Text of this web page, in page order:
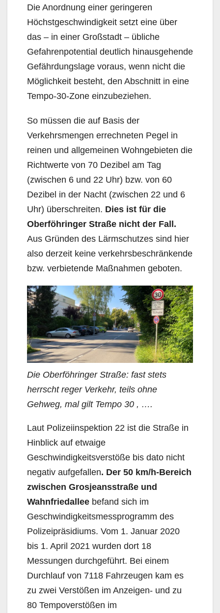
Die Anordnung einer geringeren
Höchstgeschwindigkeit setzt eine über
das – in einer Großstadt – übliche
Gefahrenpotential deutlich hinausgehende
Gefährdungslage voraus, wenn nicht die
Mög­lichkeit besteht, den Abschnitt in eine
Tempo-30-Zone einzubeziehen.
So müssen die auf Basis der
Verkehrsmengen errechneten Pegel in
reinen und allgemeinen Wohn­gebieten die
Richtwerte von 70 Dezibel am Tag
(zwischen 6 und 22 Uhr) bzw. von 60
Dezibel in der Nacht (zwischen 22 und 6
Uhr) überschreiten. Dies ist für die
Oberföhringer Straße nicht der Fall.
Aus Gründen des Lärmschutzes sind hier
also derzeit keine verkehrsbeschränkende
bzw. ver­bietende Maßnahmen geboten.
Die Oberföhringer Straße: fast stets
herrscht reger Verkehr, teils ohne
Gehweg, mal gilt Tempo 30 , ….
Laut Polizeiinspektion 22 ist die Straße in
Hinblick auf etwaige
Geschwindigkeitsverstöße bis dato nicht
negativ aufgefallen. Der 50 km/h-Bereich
zwischen Grosjeansstraße und
Wahnfriedallee befand sich im
Geschwindigkeitsmessprogramm des
Polizeipräsidiums. Vom 1. Januar 2020
bis 1. April 2021 wurden dort 18
Messungen durchgeführt. Bei einem
Durchlauf von 7118 Fahrzeugen kam es
zu zwei Verstößen im Anzeigen- und zu
80 Tempoverstößen im